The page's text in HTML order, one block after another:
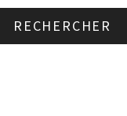
RECHERCHER